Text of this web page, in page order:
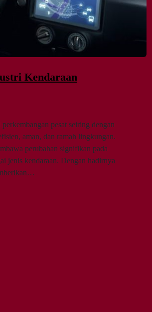
Kendaraan
pesat seiring dengan
aman, dan ramah lingkungan.
perubahan signifikan pada
jenis kendaraan. Dengan hadirnya